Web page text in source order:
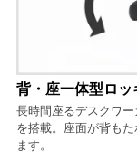
背・座一体型ロ
長時間座るデスクワ
を搭載。座面が背も
ます。